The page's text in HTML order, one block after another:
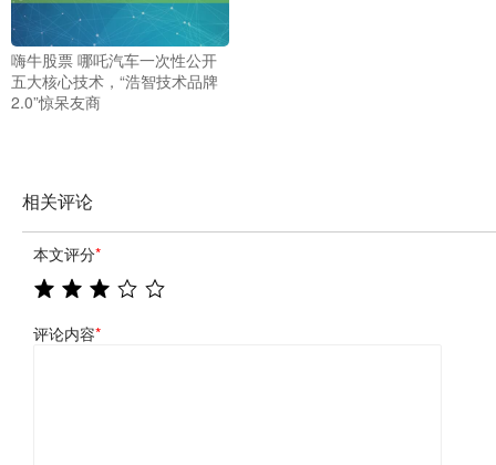
嗨牛股票 哪吒汽车一次性公开
五大核心技术，“浩智技术品牌
2.0”惊呆友商
相关评论
本文评分*
评论内容*